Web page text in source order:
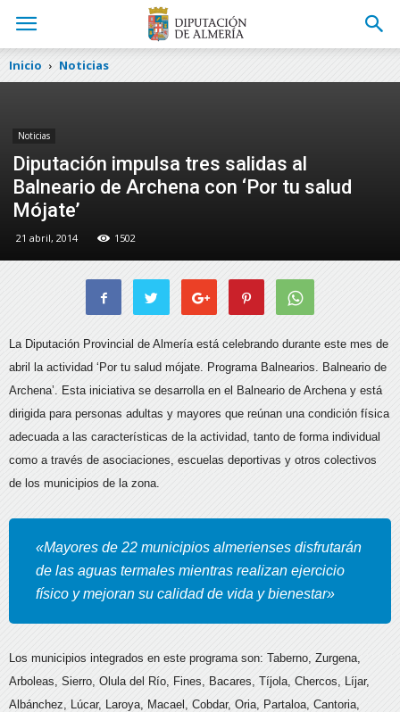
Inicio Noticias
Noticias
Diputación impulsa tres salidas al
Balneario de Archena con ‘Por tu salud
Mójate’
21 abril, 2014 1502
La Diputación Provincial de Almería está celebrando durante este mes de
abril la actividad ‘Por tu salud mójate. Programa Balnearios. Balneario de
Archena’. Esta iniciativa se desarrolla en el Balneario de Archena y está
dirigida para personas adultas y mayores que reúnan una condición física
adecuada a las características de la actividad, tanto de forma individual
como a través de asociaciones, escuelas deportivas y otros colectivos
de los municipios de la zona.
«Mayores de 22 municipios almerienses disfrutarán
de las aguas termales mientras realizan ejercicio
físico y mejoran su calidad de vida y bienestar»
Los municipios integrados en este programa son: Taberno, Zurgena,
Arboleas, Sierro, Olula del Río, Fines, Bacares, Tíjola, Chercos, Líjar,
Albánchez, Lúcar, Laroya, Macael, Cobdar, Oria, Partaloa, Cantoria,